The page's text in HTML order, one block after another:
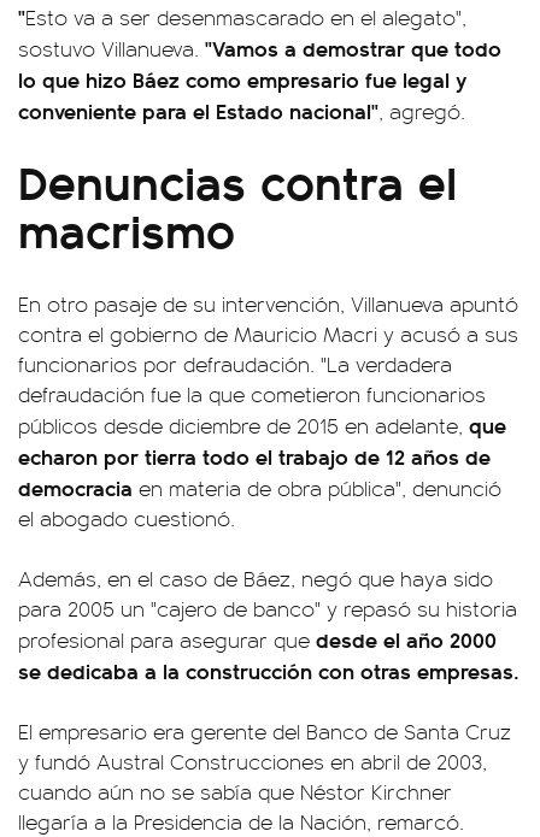
"Esto va a ser desenmascarado en el alegato",
sostuvo Villanueva. "Vamos a demostrar que todo
lo que hizo Báez como empresario fue legal y
conveniente para el Estado nacional", agregó.
Denuncias contra el
macrismo
En otro pasaje de su intervención, Villanueva apuntó
contra el gobierno de Mauricio Macri y acusó a sus
funcionarios por defraudación. "La verdadera
defraudación fue la que cometieron funcionarios
públicos desde diciembre de 2015 en adelante, que
echaron por tierra todo el trabajo de 12 años de
democracia en materia de obra pública", denunció
el abogado cuestionó.
Además, en el caso de Báez, negó que haya sido
para 2005 un "cajero de banco" y repasó su historia
profesional para asegurar que desde el año 2000
se dedicaba a la construcción con otras empresas.
El empresario era gerente del Banco de Santa Cruz
y fundó Austral Construcciones en abril de 2003,
cuando aún no se sabía que Néstor Kirchner
llegaría a la Presidencia de la Nación, remarcó.